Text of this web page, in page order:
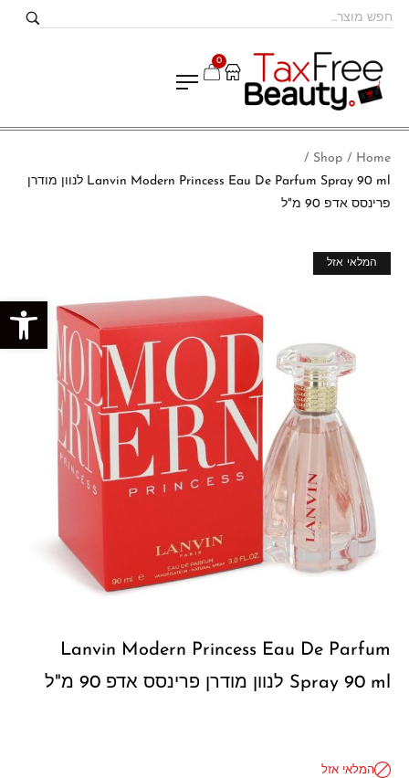
פתח סרגל נגישות
0
Home
/
Shop
/
Lanvin Modern Princess Eau De Parfum Spray 90 ml לנוון מודרן
פרינסס אדפ 90 מ"ל
מבצע!
המלאי אזל
Lanvin Modern Princess Eau De Parfum
Spray 90 ml לנוון מודרן פרינסס אדפ 90 מ"ל
המלאי אזל